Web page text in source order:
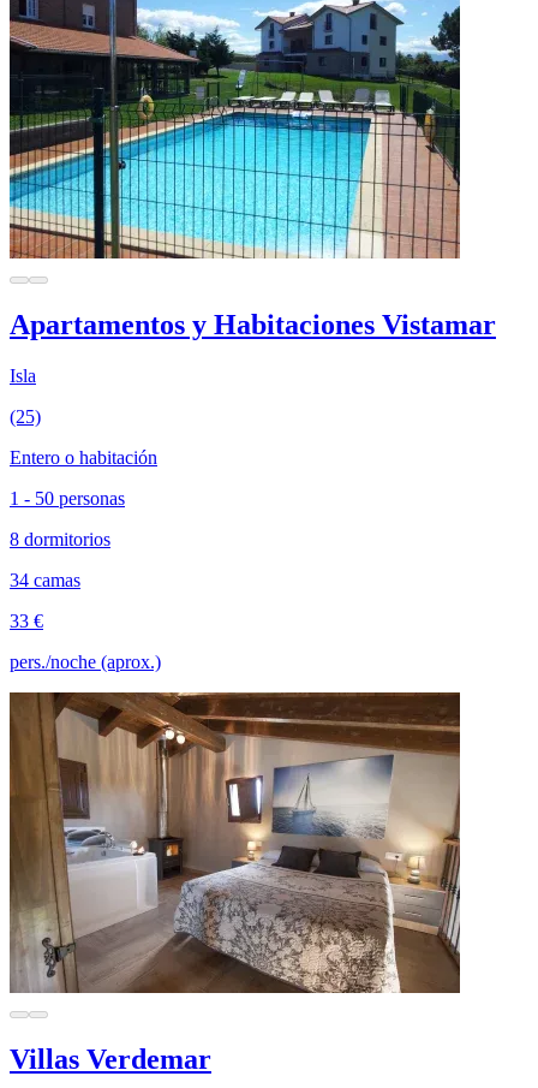
Apartamentos y Habitaciones Vistamar
Isla
(25)
Entero o habitación
1 - 50 personas
8 dormitorios
34 camas
33 €
pers./noche (aprox.)
Villas Verdemar